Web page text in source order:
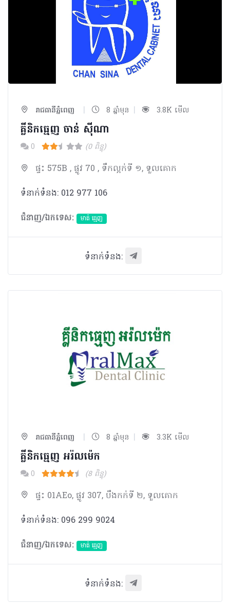
រាជធានីភ្នំពេញ | 8 ឆ្នាំមុន | 3.8K មើល
គ្លីនិកធ្មេញ ចាន់ ស៊ីណា​
0 (0 ពិន្ទុ)
ផ្ទះ 575B , ផ្លូវ 70 , ទឹកល្អក់ទី ១, ទួលគោក
ទំនាក់ទំនង: 012 977 106
ជំនាញ/ឯកទេស:
មាត់ ធ្មេញ
ទំនាក់ទំនង:
រាជធានីភ្នំពេញ | 8 ឆ្នាំមុន | 3.3K មើល
គ្លីនិកធ្មេញ អរ៉លម៉េក​
0 (8 ពិន្ទុ)
ផ្ទះ 01AEo, ផ្លូវ 307, បឹងកក់ទី ២, ទួលគោក
ទំនាក់ទំនង: 096 299 9024
ជំនាញ/ឯកទេស:
មាត់ ធ្មេញ
ទំនាក់ទំនង: